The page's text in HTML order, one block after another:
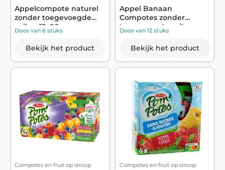
Appelcompote naturel
zonder toegevoegde
suiker 12x90g...
Doos van 6 stuks
Bekijk het product
Appel Banaan
Compotes zonder
toegevoegde suiker
4x90g...
Doos van 12 stuks
Bekijk het product
Compotes en fruit op siroop Compotes en fruit op siroop